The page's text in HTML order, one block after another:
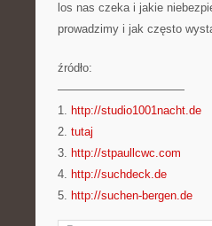
los nas czeka i jakie
prowadzimy i jak często
źródło:
———————————
1. http://studio1001nacht.de
2. tutaj
3. http://stpaullcwc.com
4. http://suchdeck.de
5. http://suchen-bergen.de